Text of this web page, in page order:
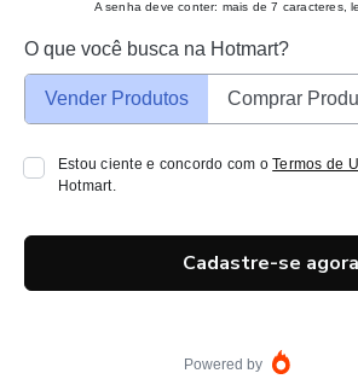
A senha deve conter: mais de 7 caracteres,
O que você busca na Hotmart?
Vender Produtos Comprar
Estou ciente e concordo com oTermos de
Hotmart.
Cadastre-se agora
Powered by